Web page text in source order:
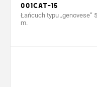
001CAT-15
Łańcuch typu „genovese”
m.